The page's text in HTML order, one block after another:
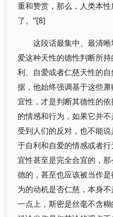
重和赞赏，那么，人类本
了。”[8]
这段话最集中、最清
爱这种天性的德性判断所
利、自爱或者仁慈天性的
据，他始终强调基于这些
宜性，才是判断其德性的
的情感和行为，如果它并
受到人们的反对，也不能
于自利和自爱的情感或者
宜性甚至是完全合宜的，
德的，甚至也应该被当作
为的动机是否仁慈，本身
一点上，斯密是丝毫不含